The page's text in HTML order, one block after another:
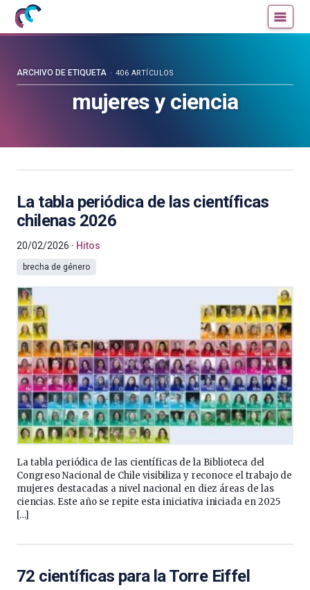
Mujeres
con
blog
mujeres y ciencia
ARCHIVO DE ETIQUETA 406 ARTÍCULOS
La tabla periódica de las científicas
chilenas 2026
20/02/2026 Hitos
brecha de género
La tabla periódica de las científicas de la Biblioteca del
Congreso Nacional de Chile visibiliza y reconoce el trabajo de
mujeres destacadas a nivel nacional en diez áreas de las
ciencias. Este año se repite esta iniciativa iniciada en 2025
[…]
72 científicas para la Torre Eiffel